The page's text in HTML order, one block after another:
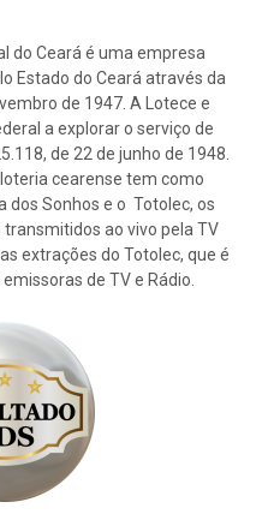
do Ceará é uma empresa
Estado do Ceará através da
de 1947. A Lotece e
a explorar o serviço de
de 22 de junho de 1948.
cearense tem como
dos Sonhos e o Totolec, os
ao vivo pela TV
extrações do Totolec, que é
de TV e Rádio.